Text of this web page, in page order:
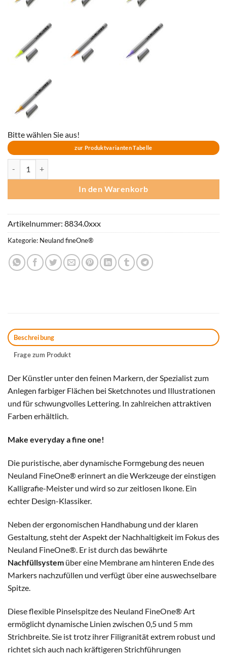
Bitte wählen Sie aus!
zur Produktvarianten Tabelle
In den Warenkorb
Artikelnummer: 8834.0xxx
Kategorie: Neuland fineOne®
Beschreibung
Frage zum Produkt
Der Künstler unter den feinen Markern, der Spezialist zum
Anlegen farbiger Flächen bei Sketchnotes und Illustrationen
und für schwungvolles Lettering. In zahlreichen attraktiven
Farben erhältlich.
Make everyday a fine one!
Die puristische, aber dynamische Formgebung des neuen
Neuland FineOne® erinnert an die Werkzeuge der einstigen
Kalligrafie-Meister und wird so zur zeitlosen Ikone. Ein
echter Design-Klassiker.
Neben der ergonomischen Handhabung und der klaren
Gestaltung, steht der Aspekt der Nachhaltigkeit im Fokus des
Neuland FineOne®. Er ist durch das bewährte
Nachfüllsystem über eine Membrane am hinteren Ende des
Markers nachzufüllen und verfügt über eine auswechselbare
Spitze.
Diese flexible Pinselspitze des Neuland FineOne® Art
ermöglicht dynamische Linien zwischen 0,5 und 5 mm
Strichbreite. Sie ist trotz ihrer Filigranität extrem robust und
richtet sich auch nach kräftigeren Strichführungen